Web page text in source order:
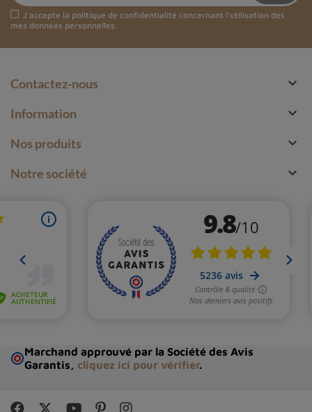
J'accepte la politique de confidentialité concernant l'utilisation des
mes données personnelles.
Contactez-nous 
Information 
Nos produits 
Notre société 
Marchand approuvé par la Société des Avis
Garantis, cliquez ici pour vérifier.